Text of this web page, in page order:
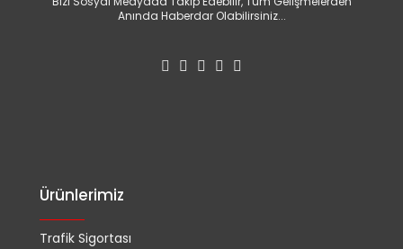
Anında Haberdar Olabilirsiniz...
Ürünlerimiz
Trafik Sigortası